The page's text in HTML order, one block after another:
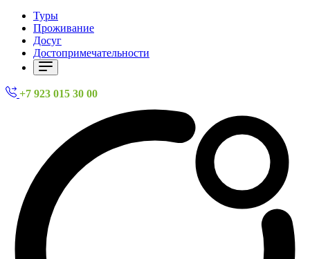
Туры
Проживание
Досуг
Достопримечательности
+7 923 015 30 00